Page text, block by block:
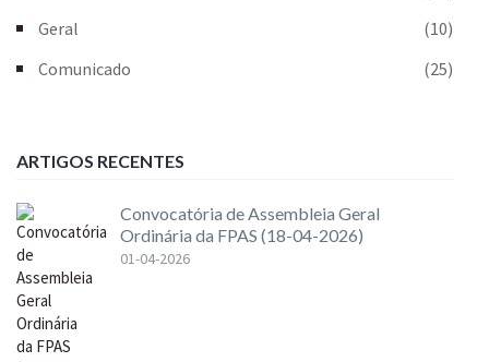
Geral
(10)
Comunicado
(25)
ARTIGOS RECENTES
Convocatória de Assembleia Geral
Ordinária da FPAS (18-04-2026)
01-04-2026